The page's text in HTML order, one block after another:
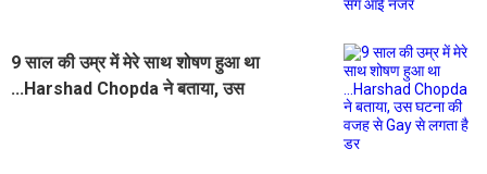
9 साल की उम्र में मेरे साथ शोषण हुआ था
...Harshad Chopda ने बताया, उस